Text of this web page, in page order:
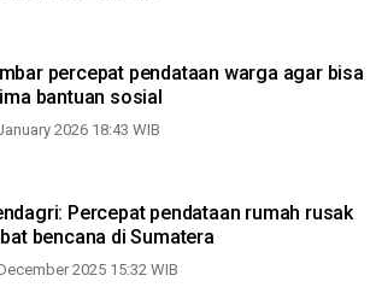
percepat pendataan warga agar bisa
bantuan sosial
2026 18:43 WIB
Percepat pendataan rumah rusak
bencana di Sumatera
2025 15:32 WIB